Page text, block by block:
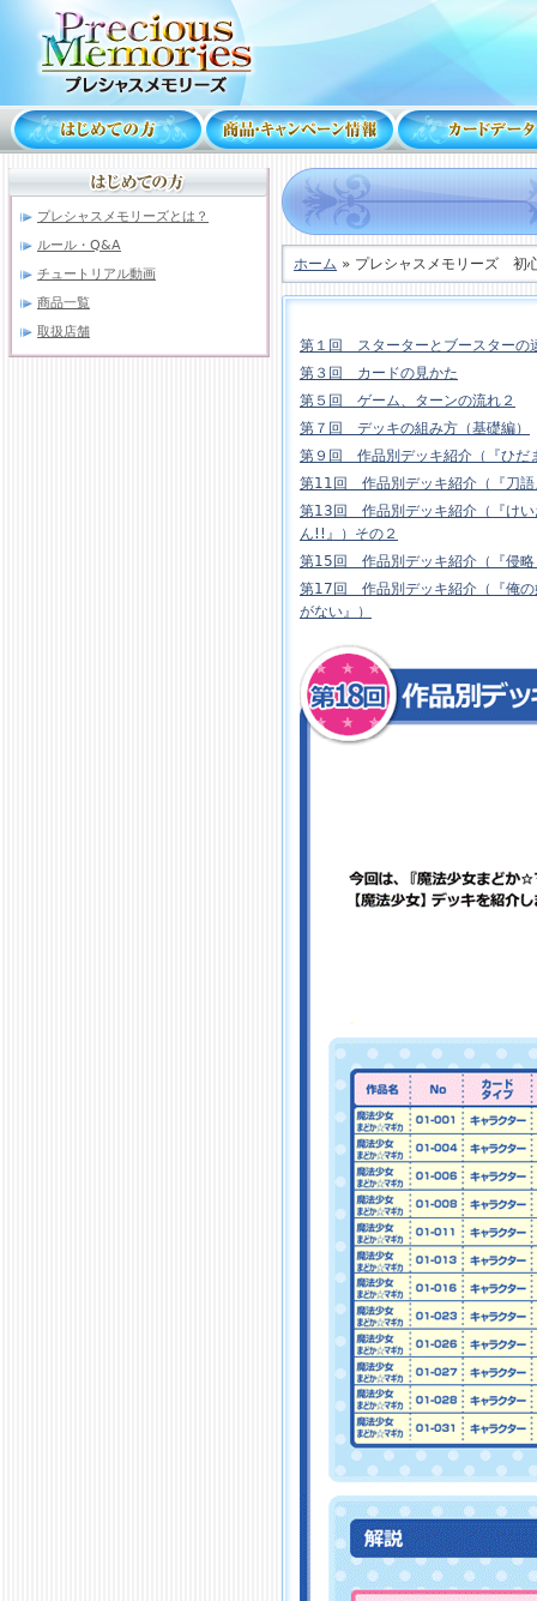
プレシャスメモリーズとは？
ルール・Q&A
チュートリアル動画
商品一覧
取扱店舗
ホーム » プレシャスメモリーズ 初
第１回 スターターとブースターの
第３回 カードの見かた
第５回 ゲーム、ターンの流れ２
第７回 デッキの組み方（基礎編）
第９回 作品別デッキ紹介（『ひだ
第11回 作品別デッキ紹介（『刀語
第13回 作品別デッキ紹介（『けい
ん!!』）その２
第15回 作品別デッキ紹介（『侵略
第17回 作品別デッキ紹介（『俺の
がない』）